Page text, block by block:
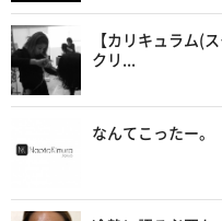
【カリキュラム(
クリ...
なんてこったー。